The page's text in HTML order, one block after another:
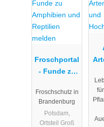
Froschportal
- Funde zu
und
Reptilien
melden
Froschschutz in
Brandenburg
Potsdam,
Ortsteil Groß